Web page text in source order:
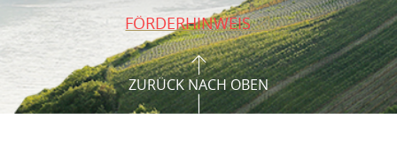
FÖRDERHINWEIS
ZURÜCK NACH OBEN